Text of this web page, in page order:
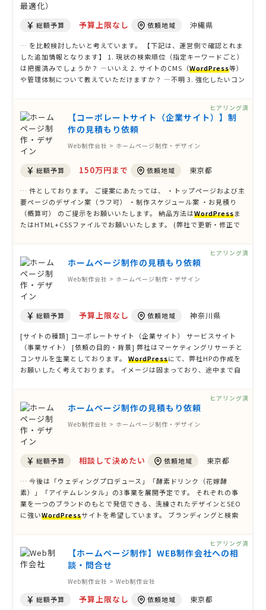
総額予算 予算上限なし 依頼地域 沖縄県
… を比較検討したいと考えています。 【下記は、運営側で確認とれま
した追加情報となります】 1. 現状の検索順位（指定キーワードごと）
は把握済みでしょうか？ ―いいえ 2. サイトのCMS（WordPress等）
や管理体制について教えていただけますか？ ―不明 3. 強化したいコン
【コーポレートサイト（企業サイト）】制
作の見積もり依頼
Web制作会社 > ホームページ制作・デザイン
総額予算 150万円まで 依頼地域 東京都
… 件としております。 ご提案にあたっては、 ・トップページおよび主
要ページのデザイン案（ラフ可） ・制作スケジュール案 ・お見積り
（概算可） のご提示をお願いいたします。 納品方法はWordPressま
たはHTML+CSSファイルでお願いいたします。 (弊社で更新・修正で
ヒアリング済
ホームページ制作の見積もり依頼
Web制作会社 > ホームページ制作・デザイン
総額予算 予算上限なし 依頼地域 神奈川県
[サイトの種類] コーポレートサイト（企業サイト） サービスサイト
（事業サイト） [依頼の目的・背景] 弊社はマーケティングリサーチと
コンサルを生業としております。WordPressにて、弊社HPの作成を
お願いしたく考えております。 イメージは固まっており、途中まで自
業 …
ヒアリング済
ホームページ制作の見積もり依頼
Web制作会社 > ホームページ制作・デザイン
総額予算 相談して決めたい 依頼地域 東京都
… 今後は「ウェディングプロデュース」「酵素ドリンク（花嫁酵
素）」「アイテムレンタル」の3事業を展開予定です。 それぞれの事
業を一つのブランドのもとで発信できる、洗練されたデザインとSEO
に強いWordPressサイトを希望しています。 ブランディングと検索
ヒアリング済
【ホームページ制作】WEB制作会社への相
談・問合せ
Web制作会社 > Web制作会社
総額予算 予算上限なし 依頼地域 東京都
ヒアリング済